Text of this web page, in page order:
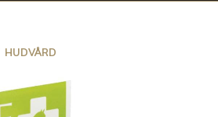
HUDVÅRD